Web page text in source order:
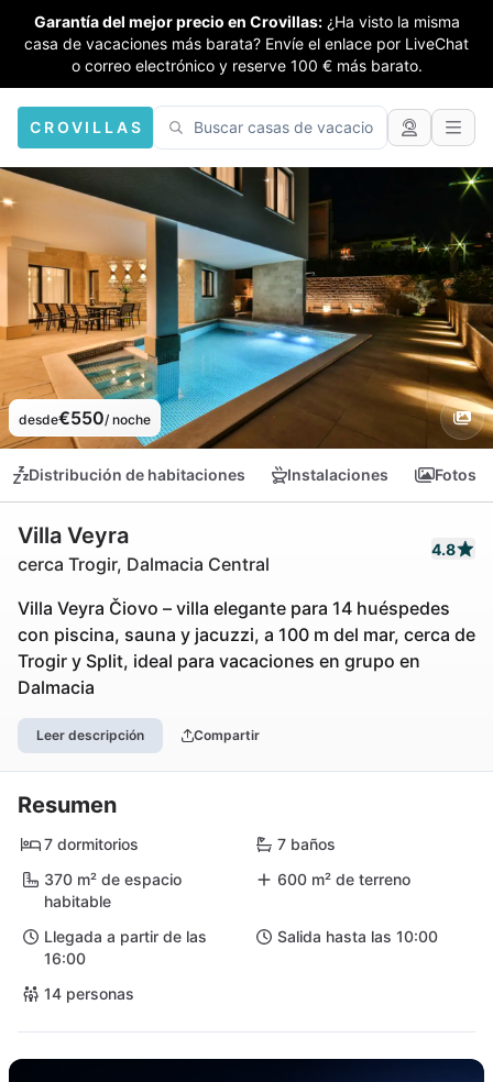
Garantía del mejor precio en Crovillas: ¿Ha visto la misma
casa de vacaciones más barata? Envíe el enlace por LiveChat
o correo electrónico y reserve 100 € más barato.
CROVILLAS
desde€550/ noche
Distribución de habitaciones Instalaciones Fotos
Villa Veyra
cerca Trogir, Dalmacia Central
4.8
Villa Veyra Čiovo – villa elegante para 14 huéspedes
con piscina, sauna y jacuzzi, a 100 m del mar, cerca de
Trogir y Split, ideal para vacaciones en grupo en
Dalmacia
Leer descripción Compartir
Resumen
7 dormitorios
7 baños
370 m² de espacio
habitable
600 m² de terreno
Llegada a partir de las
16:00
Salida hasta las 10:00
14 personas